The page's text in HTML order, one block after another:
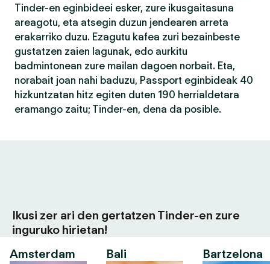
Tinder-en eginbideei esker, zure ikusgaitasuna
areagotu, eta atsegin duzun jendearen arreta
erakarriko duzu. Ezagutu kafea zuri bezainbeste
gustatzen zaien lagunak, edo aurkitu
badmintonean zure mailan dagoen norbait. Eta,
norabait joan nahi baduzu, Passport eginbideak 40
hizkuntzatan hitz egiten duten 190 herrialdetara
eramango zaitu; Tinder-en, dena da posible.
Ikusi zer ari den gertatzen Tinder-en zure
inguruko hirietan!
Amsterdam
Bali Bartzelona